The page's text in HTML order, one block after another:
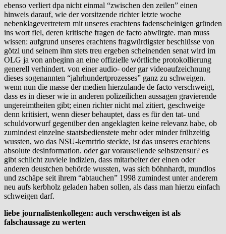
ebenso verliert dpa nicht einmal “zwischen den zeilen” einen
hinweis darauf, wie der vorsitzende richter letzte woche
nebenklagevertretern mit unseres erachtens fadenscheinigen gründen
ins wort fiel, deren kritische fragen de facto abwürgte. man muss
wissen: aufgrund unseres erachtens fragwürdigster beschlüsse von
götzl und seinem ihm stets treu ergeben scheinenden senat wird im
OLG ja von anbeginn an eine offizielle wörtliche protokollierung
generell verhindert. von einer audio- oder gar videoaufzeichnung
dieses sogenannten “jahrhundertprozesses” ganz zu schweigen.
wenn nun die masse der medien hierzulande de facto verschweigt,
dass es in dieser wie in anderen polizeilichen aussagen gravierende
ungereimtheiten gibt; einen richter nicht mal zitiert, geschweige
denn kritisiert, wenn dieser behauptet, dass es für den tat- und
schuldvorwurf gegenüber den angeklagten keine relevanz habe, ob
zumindest einzelne staatsbedienstete mehr oder minder frühzeitig
wussten, wo das NSU-kernrtrio steckte, ist das unseres erachtens
absolute desinformation. oder gar vorauseilende selbstzensur? es
gibt schlicht zuviele indizien, dass mitarbeiter der einen oder
anderen deustchen behörde wussten, was sich böhnhardt, mundlos
und zschäpe seit ihrem “abtauchen” 1998 zumindest unter anderem
neu aufs kerbholz geladen haben sollen, als dass man hierzu einfach
schweigen darf.
liebe journalistenkollegen: auch verschweigen ist als
falschaussage zu werten